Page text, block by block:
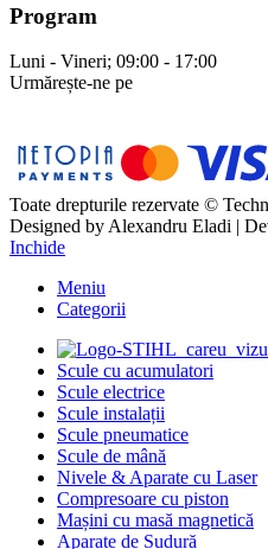
Program
Luni - Vineri; 09:00 - 17:00
Urmărește-ne pe
Toate drepturile rezervate ©
Designed by Alexandru Eladi |
Inchide
Meniu
Categorii
Scule cu acumulatori
Scule electrice
Scule instalații
Scule pneumatice
Scule de mână
Nivele & Aparate cu Laser
Compresoare cu piston
Mașini cu masă magnetică
Aparate de Sudură